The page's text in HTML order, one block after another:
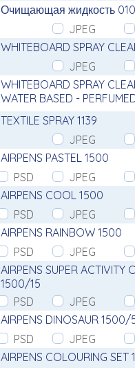
Очищающая жидкость
JPEG
WHITEBOARD SPRAY
JPEG
WHITEBOARD SPRAY
WATER BASED -
TEXTILE SPRAY 1139
JPEG
AIRPENS PASTEL 1500
PSD
JPEG
AIRPENS COOL 1500
PSD
JPEG
AIRPENS RAINBOW 1500
PSD
JPEG
AIRPENS SUPER ACTIVITY
1500/15
PSD
JPEG
AIRPENS DINOSAUR 1500/
PSD
JPEG
AIRPENS COLOURING